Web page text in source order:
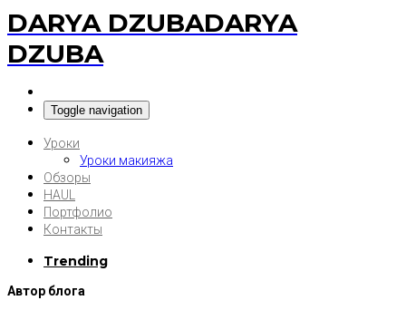
DARYA DZUBADARYA
DZUBA
Toggle navigation
Уроки
Уроки макияжа
Обзоры
HAUL
Портфолио
Контакты
Trending
Автор блога